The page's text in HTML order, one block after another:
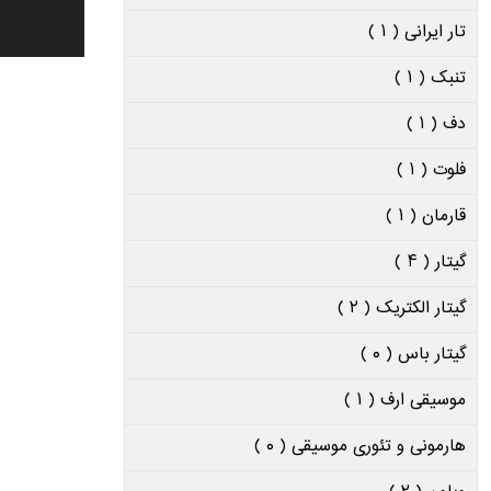
تار ایرانی ( ۱ )
تنبک ( ۱ )
دف ( ۱ )
فلوت ( ۱ )
قارمان ( ۱ )
گیتار ( ۴ )
گیتار الکتریک ( ۲ )
گیتار باس ( ۰ )
موسیقی ارف ( ۱ )
هارمونی و تئوری موسیقی ( ۰ )